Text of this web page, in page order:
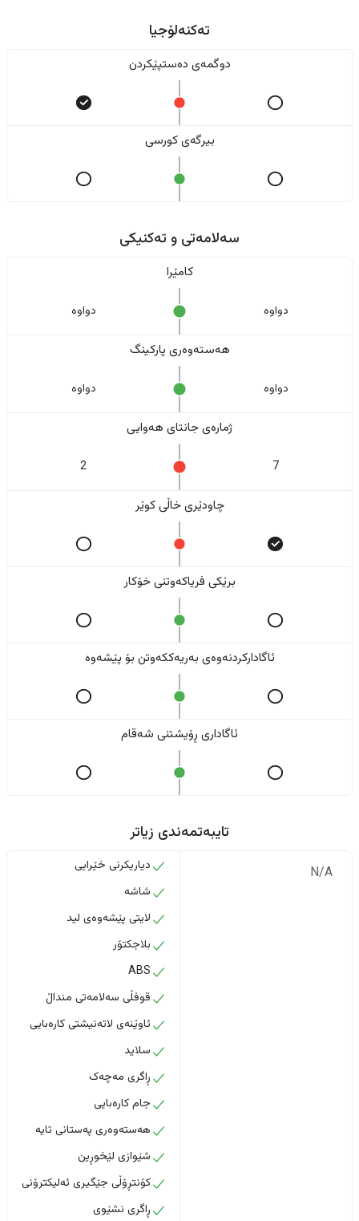
تەکنەلۆجیا
دوگمەی دەستپێکردن
بیرگەی کورسی
سەلامەتی و تەکنیکی
کامێرا
دواوە دواوە
هەستەوەری پارکینگ
دواوە دواوە
ژمارەی جانتای هەوایی
7
2
چاودێری خاڵی کوێر
برێکی فریاکەوتنی خۆکار
ئاگادارکردنەوەی بەریەککەوتن بۆ پێشەوە
ئاگاداری ڕۆیشتنی شەقام
تایبەتمەندی زیاتر
N/A
دیاریکرنی خێرایی
شاشە
لایتی پێشەوەی لید
بلاجکتۆر
ABS
قوفڵی سەلامەتی منداڵ
ئاوێنەی لاتەنیشتی کارەبایی
سلاید
ڕاگری مەچەک
جام کارەبایی
هەستەوەری پەستانی تایە
شێوازی لێخوڕین
کۆنتڕۆڵی جێگیری ئەلیکترۆنی
ڕاگری نشێوی